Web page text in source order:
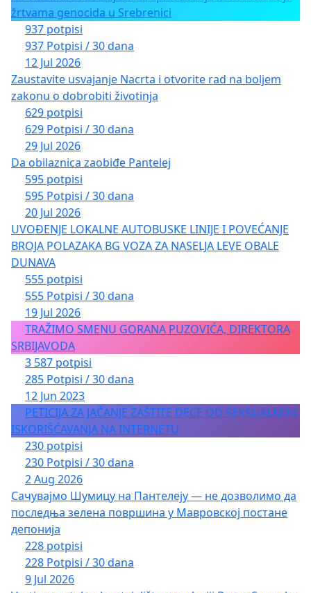
žrtvama genocida u Srebrenici
937 potpisi
937 Potpisi / 30 dana
12 Jul 2026
Zaustavite usvajanje Nacrta i otvorite rad na boljem
zakonu o dobrobiti životinja
629 potpisi
629 Potpisi / 30 dana
29 Jul 2026
Da obilaznica zaobiđe Pantelej
595 potpisi
595 Potpisi / 30 dana
20 Jul 2026
UVOĐENJE LOKALNE AUTOBUSKE LINIJE I POVEĆANJE
BROJA POLAZAKA BG VOZA ZA NASELJA LEVE OBALE
DUNAVA
555 potpisi
555 Potpisi / 30 dana
19 Jul 2026
TRAŽIMO SMENU GORANA PUZOVIĆA, DIREKTORA
SRBIJAVODA
3 587 potpisi
285 Potpisi / 30 dana
12 Jun 2023
PETICIJA ZA JAČANJE ZAŠTITE DECE OD SEKSUALNOG
ISKORIŠĆAVANJA NA INTERNETU
230 potpisi
230 Potpisi / 30 dana
2 Aug 2026
Сачувајмо Шумицу на Пантелеју — не дозволимо да
последња зелена површина у Мавровској постане
депонија
228 potpisi
228 Potpisi / 30 dana
9 Jul 2026